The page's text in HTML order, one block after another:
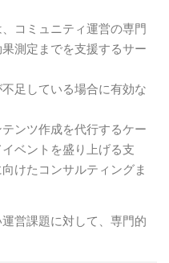
コミュニティ運営の専門
測定までを支援するサー
足している場合に有効な
ンツ作成を代行するケー
ベントを盛り上げる支
けたコンサルティングま
営課題に対して、専門的